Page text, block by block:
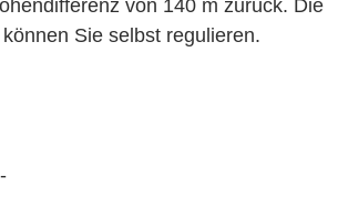
von 140 m zurück. Die
Sie selbst regulieren.